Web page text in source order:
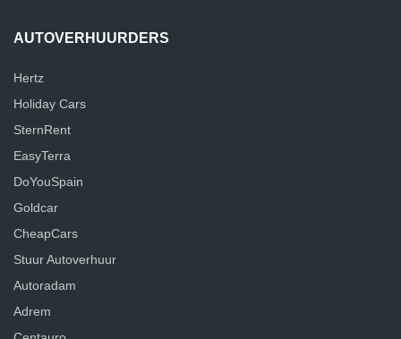
AUTOVERHUURDERS
Hertz
Holiday Cars
SternRent
EasyTerra
DoYouSpain
Goldcar
CheapCars
Stuur Autoverhuur
Autoradam
Adrem